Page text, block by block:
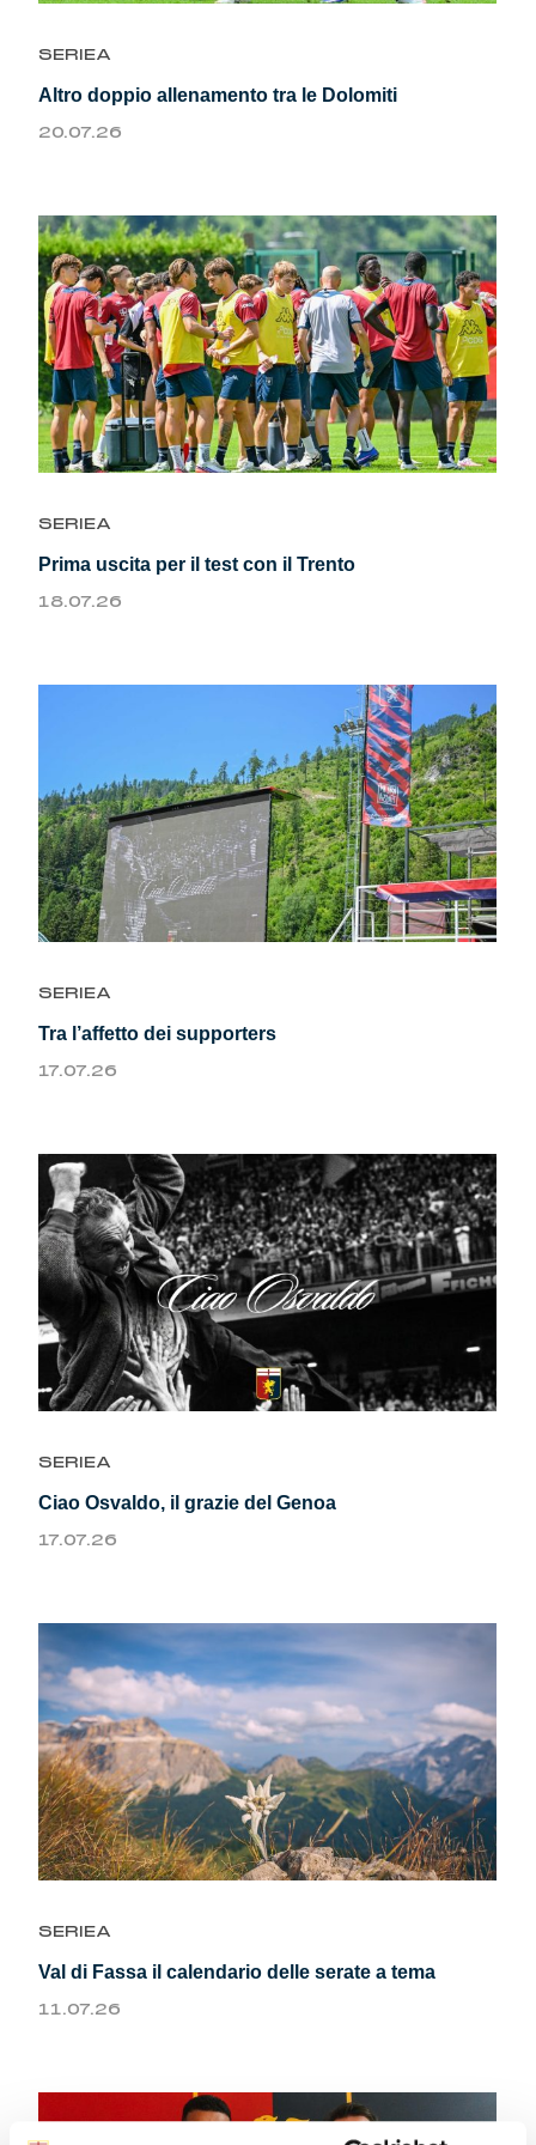
Genoa Academy
Tacchettee Collection
Urban Collection
Sebago x Genoa
Robe di Kappa x Genoa
Red&Blue Voices
Kids
Summer Sale
Accessori
Outlet
Helan x Genoa
Isolani x Genoa
Gift Card Online Store
SERIEA
Altro doppio allenamento tra le Dolomiti
20.07.26
SERIEA
Prima uscita per il test con il Trento
18.07.26
SERIEA
Tra l’affetto dei supporters
17.07.26
SERIEA
Ciao Osvaldo, il grazie del Genoa
17.07.26
SERIEA
Val di Fassa il calendario delle serate a tema
11.07.26